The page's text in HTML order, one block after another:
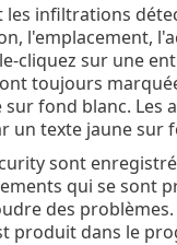
infiltrations
l'emplacement,
cliquez sur une
toujours
fond blanc. Les
un texte jaune sur
sont
qui se sont
des
produit dans le